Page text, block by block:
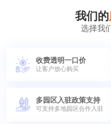
我们的
选择我
收费透明一口价
让客户放心购买
多园区入驻政策支持
可支持多地园区合作入驻